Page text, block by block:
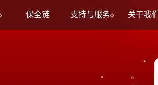
保全链 支持与服务 关于我们